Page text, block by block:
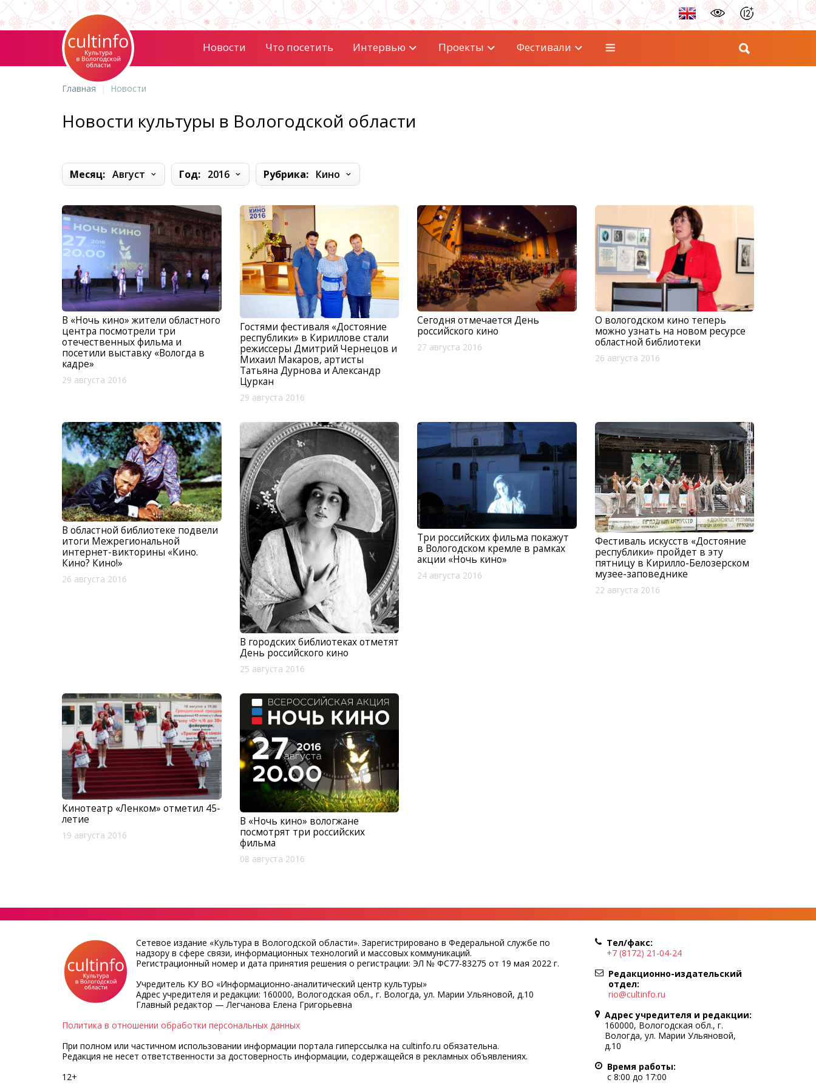
Новости Что посетить Интервью Проекты Фестивали
Главная Новости
Новости культуры в Вологодской области
Месяц: Август Год: 2016 Рубрика: Кино
В «Ночь кино» жители областного
центра посмотрели три
отечественных фильма и
посетили выставку «Вологда в
кадре»
29 августа 2016
Гостями фестиваля «Достояние
республики» в Кириллове стали
режиссеры Дмитрий Чернецов и
Михаил Макаров, артисты
Татьяна Дурнова и Александр
Цуркан
29 августа 2016
Сегодня отмечается День
российского кино
27 августа 2016
О вологодском кино теперь
можно узнать на новом ресурсе
областной библиотеки
26 августа 2016
В областной библиотеке подвели
итоги Межрегиональной
интернет-викторины «Кино.
Кино? Кино!»
26 августа 2016
В городских библиотеках отметят
День российского кино
25 августа 2016
Три российских фильма покажут
в Вологодском кремле в рамках
акции «Ночь кино»
24 августа 2016
Фестиваль искусств «Достояние
республики» пройдет в эту
пятницу в Кирилло-Белозерском
музее-заповеднике
22 августа 2016
Кинотеатр «Ленком» отметил 45-
летие
19 августа 2016
В «Ночь кино» вологжане
посмотрят три российских
фильма
08 августа 2016
Сетевое издание «Культура в Вологодской области». Зарегистрировано в Федеральной службе по
надзору в сфере связи, информационных технологий и массовых коммуникаций.
Регистрационный номер и дата принятия решения о регистрации: ЭЛ № ФС77-83275 от 19 мая 2022 г.
Учредитель КУ ВО «Информационно-аналитический центр культуры»
Адрес учредителя и редакции: 160000, Вологодская обл., г. Вологда, ул. Марии Ульяновой, д.10
Главный редактор — Легчанова Елена Григорьевна
Политика в отношении обработки персональных данных
При полном или частичном использовании информации портала гиперссылка на cultinfo.ru обязательна.
Редакция не несет ответственности за достоверность информации, содержащейся в рекламных объявлениях.
12+
Тел/факс:
+7 (8172) 21-04-24
Редакционно-издательский
отдел:
rio@cultinfo.ru
Адрес учредителя и редакции:
160000, Вологодская обл., г.
Вологда, ул. Марии Ульяновой,
д.10
Время работы:
с 8:00 до 17:00